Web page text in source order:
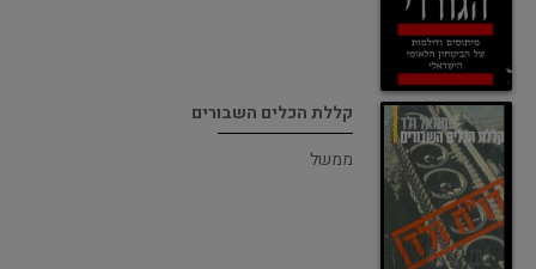
קללת הכלים השבורים
ממשל